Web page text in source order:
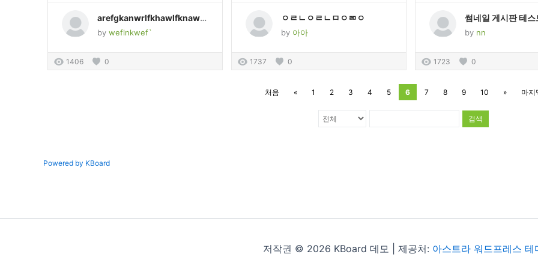
arefgkanwrlfkhawlfknawlefnlwaefnlkwnalfeaweeflkwaefnlkwnklf
by weflnkwef`
1406 0
ㅇㄹㄴㅇㄹㄴㅁㅇㄻㅇ
by 아아
1737 0
썸네일 게시판 테스
by nn
1723 0
처음 « 1 2 3 4 5 6 7 8 9 10 » 마지
검색
Powered by KBoard
저작권 © 2026 KBoard 데모 | 제공처: 아스트라 워드프레스 테